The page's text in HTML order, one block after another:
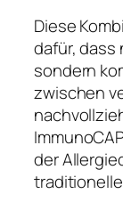
Diese
dafür, dass
sondern
zwischen
der